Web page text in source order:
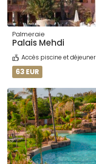
Palmeraie
Palais Mehdi
Accès piscine et déjeuner
63 EUR